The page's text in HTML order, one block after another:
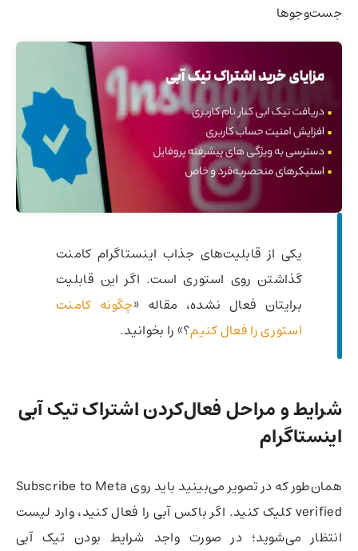
جست‌وجوها
یکی از قابلیت‌های جذاب اینستاگرام کامنت
گذاشتن روی استوری است. اگر این قابلیت
برایتان فعال نشده، مقاله «چگونه کامنت
استوری را فعال کنیم؟» را بخوانید.
شرایط و مراحل فعال‌کردن اشتراک تیک آبی
اینستاگرام
همان‌طور که در تصویر می‌بینید باید روی Subscribe to Meta
verified کلیک کنید. اگر باکس آبی را فعال کنید، وارد لیست
انتظار می‌شوید؛ در صورت واجد شرایط بودن تیک آبی